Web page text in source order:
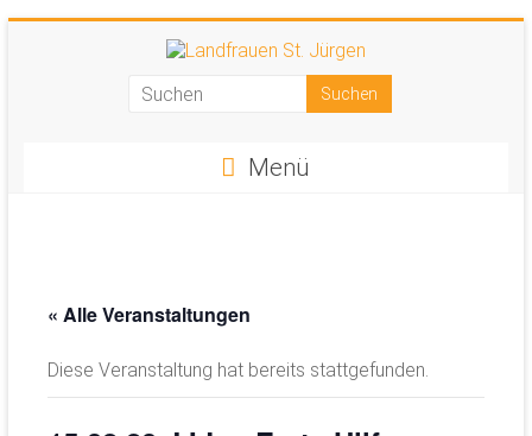
Landfrauen
eine
Gesellschaft
Menü
« Alle Veranstaltungen
Diese Veranstaltung hat bereits stattgefunden.